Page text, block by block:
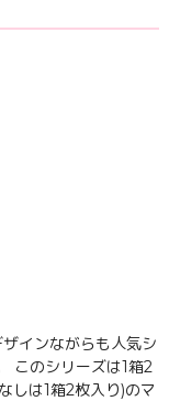
インながらも人気シ
このシリーズは1箱2
しは1箱2枚入り)のマ